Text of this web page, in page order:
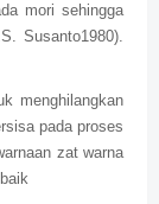
mori sehingga
Susanto1980).
menghilangkan
pada proses
zat warna